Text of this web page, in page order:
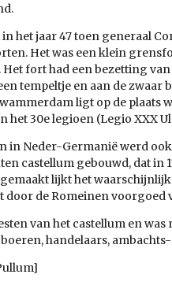
het jaar47toen generaal
Het was een klein
Het fort had een bezetting
tempeltje en aan de zwaar
ligt op de
het 30e legioen (Legio XXX
in Neder-Germanië werd
castellum gebouwd, dat in
lijkt het
de Romeinen voorgoed
van het castellum en was
handelaars,